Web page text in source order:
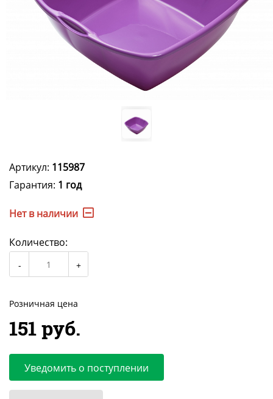
Артикул: 115987
Гарантия: 1 год
Нет в наличии
Количество:
Розничная цена
151 руб.
Уведомить о поступлении